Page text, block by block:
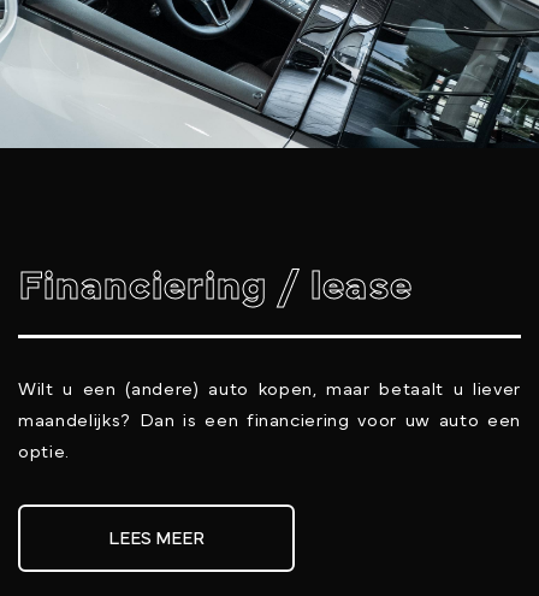
Financiering / lease
Wilt u een (andere) auto kopen, maar betaalt u liever
maandelijks? Dan is een financiering voor uw auto een
optie.
LEES MEER